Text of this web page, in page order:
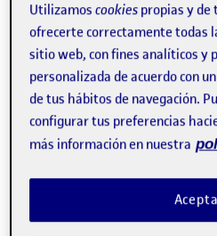
Visibilidad:
Pública-Fecha de publicación
21 May 2025-
Buenas tardes, Dejo mi R3 por
actividad R3 …
Publicado porReto 3. Etnografía
Visibilidad:
Pública-Fecha de publicación
18 May 2025-
Utilizamoscookies propias y de
ofrecerte correctamente todas
sitio web, con fines analíticos y
personalizada de acuerdo con
de tus hábitos de navegación.
configurar tus preferencias
más información en nuestra